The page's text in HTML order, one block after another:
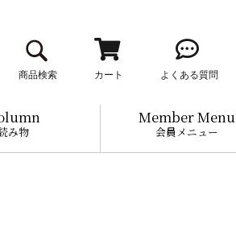
商品検索 カート よくある質問
み物
Member Menu
会員メニュー